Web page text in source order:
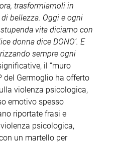
trasformiamoli in
bellezza. Oggi e ogni
vita diciamo con
donna dice DONO’. E
sempre ogni
il “muro
del Germoglio ha offerto
violenza psicologica,
emotivo spesso
riportate frasi e
psicologica,
un martello per